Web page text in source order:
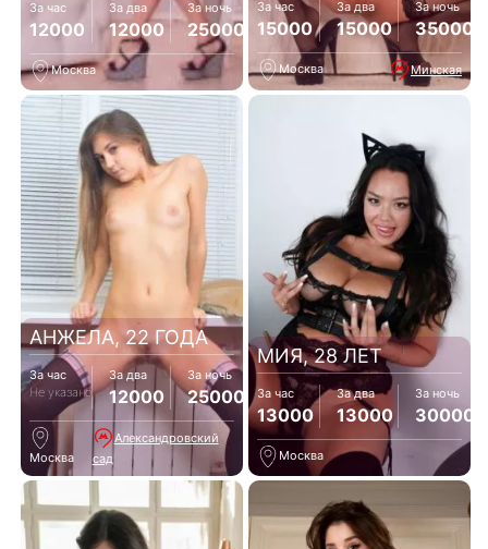
За час
12000
За два
12000
За ночь
25000
Москва
За час
15000
За два
15000
За ночь
35000
Москва Минская
АНЖЕЛА, 22 ГОДА
За час
Не указано
За два
12000
За ночь
25000
Москва
Александровский
сад
МИЯ, 28 ЛЕТ
За час
13000
За два
13000
За ночь
30000
Москва